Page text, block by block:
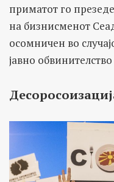
приматот го
на бизнисменот
осомничен во
јавно